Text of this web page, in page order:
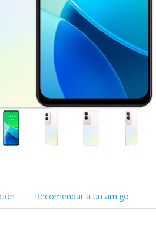
Recomendar a un amigo